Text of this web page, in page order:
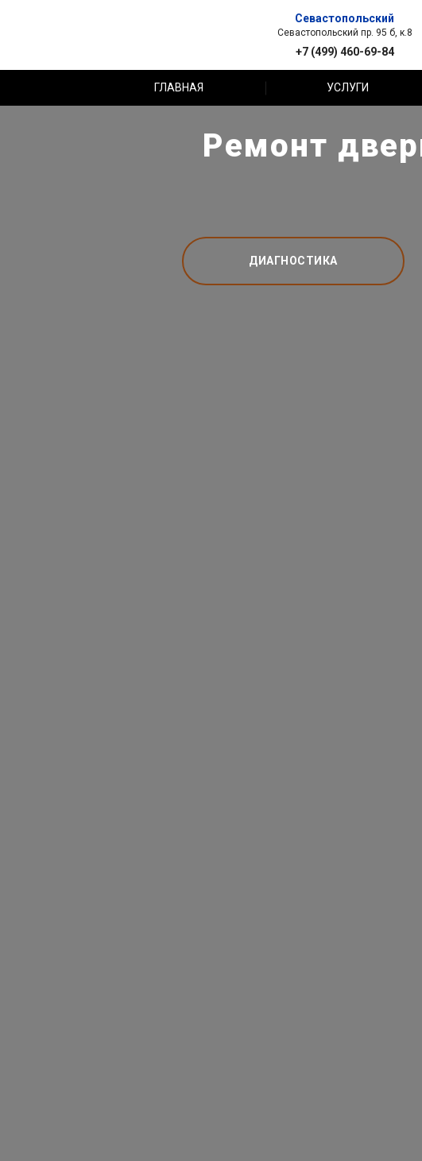
Севастопольский
Севастопольский пр. 95 б, к.8
+7 (499) 460-69-84
ГЛАВНАЯ УСЛУГИ
Ремонт
ДИАГНОСТИКА